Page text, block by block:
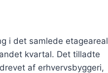
i det samlede etageareal
kvartal. Det tilladte
af erhvervsbyggeri,